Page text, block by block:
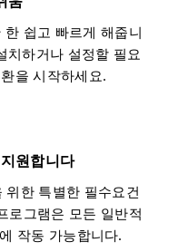
쉽고 빠르게 해줍니
치하거나 설정할 필요
을 시작하세요.
원합니다
위한 특별한 필수요건
로그램은 모든 일반적
작동 가능합니다.